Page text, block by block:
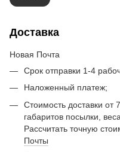
Доставка
Новая Почта
Срок отправки 1-4
Наложенный платеж;
Стоимость доставки от
габаритов посылки,
Рассчитать точную
Почты